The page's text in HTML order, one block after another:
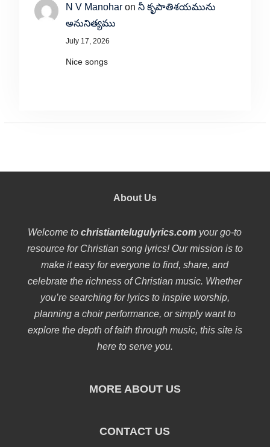
N V Manoharon నీ కృపాతిశయమును
అనునిత్యము
July 17, 2026
Nice songs
About Us
Welcome tochristiantelugulyrics.com your go-to
resource for Christian song lyrics! Our mission is to
make it easy for everyone to find, share, and
celebrate the richness of Christian music. Whether
you’re searching for lyrics to inspire worship,
planning a choir performance, or simply want to
explore the depth of faith through music, this site is
here to serve you.
MORE ABOUT US
CONTACT US